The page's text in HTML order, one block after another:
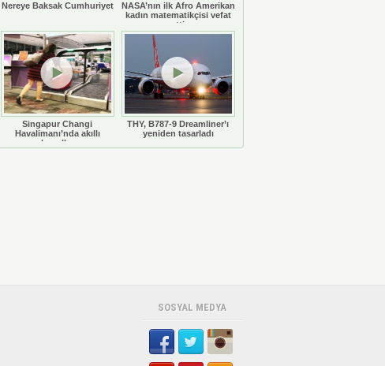
Nereye Baksak Cumhuriyet
NASA’nın ilk Afro Amerikan
kadın matematikçisi vefat
etti
Singapur Changi
Havalimanı’nda akıllı
bavullar
THY, B787-9 Dreamliner’ı
yeniden tasarladı
SOSYAL MEDYA